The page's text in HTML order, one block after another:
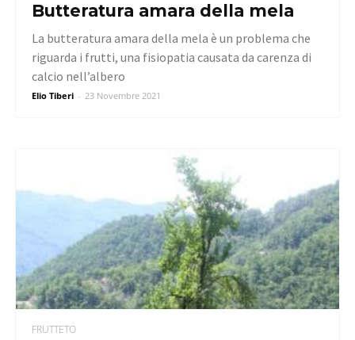
Butteratura amara della mela
Elio Tiberi - 23 Novembre 2021
La butteratura amara della mela è un problema che
riguarda i frutti, una fisiopatia causata da carenza di
calcio nell’albero
FRUTTETO